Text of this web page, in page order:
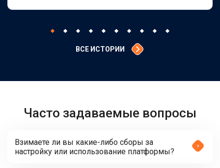
ВСЕ ИСТОРИИ
Часто задаваемые вопросы
Взимаете ли вы какие-либо сборы за
настройку или использование платформы?